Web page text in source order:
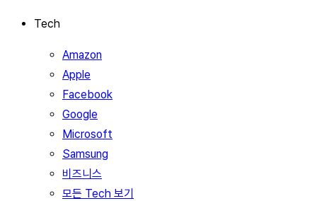
Tech
Amazon
Apple
Facebook
Google
Microsoft
Samsung
비즈니스
모든 Tech 보기